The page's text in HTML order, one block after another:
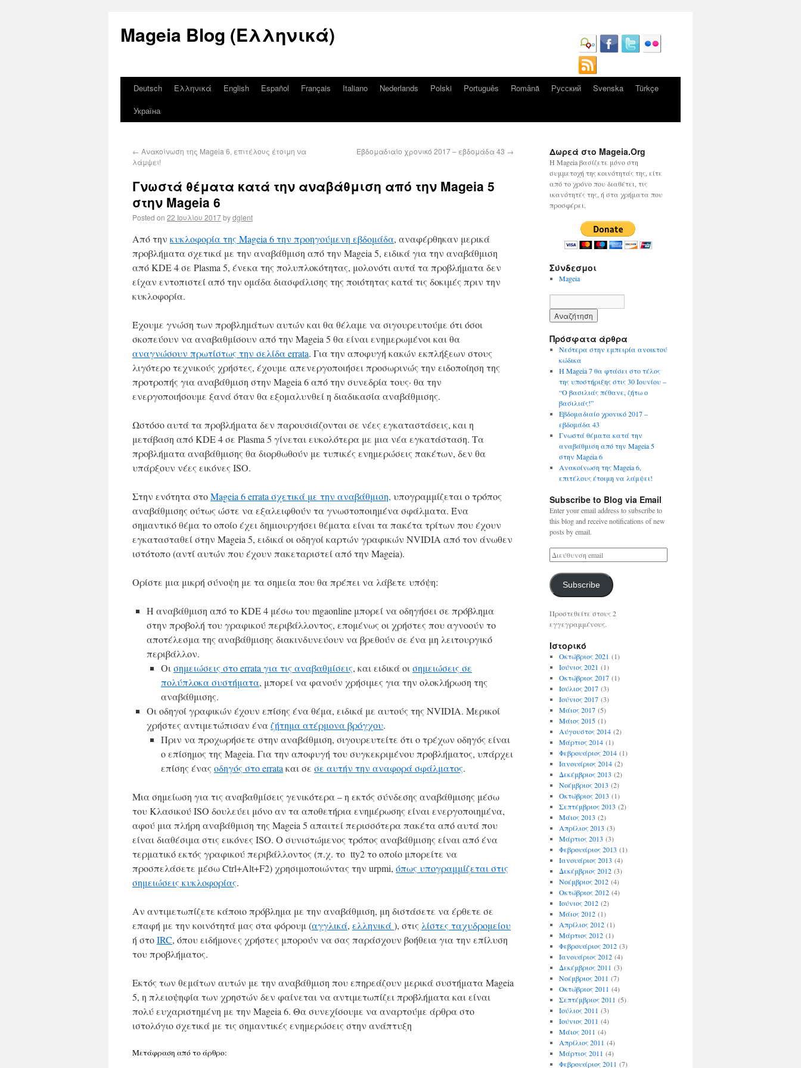
Mageia Blog (Ελληνικά)
Deutsch Ελληνικά English Español Français Italiano Nederlands Polski Português Română Русский Svenska
Türkçe
Україна
← Ανακοίνωση της Mageia 6, επιτέλους έτοιμη να
λάμψει!
Εβδομαδιαίο χρονικό 2017 – εβδομάδα 43 →
Γνωστά θέματα κατά την αναβάθμιση από την Mageia 5
στην Mageia 6
Posted on 22 Ιουλίου 2017bydglent
Από την κυκλοφορία της Mageia 6 την προηγούμενη εβδομάδα, αναφέρθηκαν μερικά
προβλήματα σχετικά με την αναβάθμιση από την Mageia 5, ειδικά για την αναβάθμιση
από KDE 4 σε Plasma 5, ένεκα της πολυπλοκότητας, μολονότι αυτά τα προβλήματα δεν
είχαν εντοπιστεί από την ομάδα διασφάλισης της ποιότητας κατά τις δοκιμές πριν την
κυκλοφορία.
Έχουμε γνώση των προβλημάτων αυτών και θα θέλαμε να σιγουρευτούμε ότι όσοι
σκοπεύουν να αναβαθμίσουν από την Mageia 5 θα είναι ενημερωμένοι και θα
αναγνώσουν πρωτίστως την σελίδα errata. Για την αποφυγή κακών εκπλήξεων στους
λιγότερο τεχνικούς χρήστες, έχουμε απενεργοποιήσει προσωρινώς την ειδοποίηση της
προτροπής για αναβάθμιση στην Mageia 6 από την συνεδρία τους· θα την
ενεργοποιήσουμε ξανά όταν θα εξομαλυνθεί η διαδικασία αναβάθμισης.
Ωστόσο αυτά τα προβλήματα δεν παρουσιάζονται σε νέες εγκαταστάσεις, και η
μετάβαση από KDE 4 σε Plasma 5 γίνεται ευκολότερα με μια νέα εγκατάσταση. Τα
προβλήματα αναβάθμισης θα διορθωθούν με τυπικές ενημερώσεις πακέτων, δεν θα
υπάρξουν νέες εικόνες ISO.
Στην ενότητα στοMageia 6 errata σχετικά με την αναβάθμιση, υπογραμμίζεται ο τρόπος
αναβάθμισης ούτως ώστε να εξαλειφθούν τα γνωστοποιημένα σφάλματα. Ένα
σημαντικό θέμα το οποίο έχει δημιουργήσει θέματα είναι τα πακέτα τρίτων που έχουν
εγκατασταθεί στην Mageia 5, ειδικά οι οδηγοί καρτών γραφικών NVIDIA από τον άνωθεν
ιστότοπο (αντί αυτών που έχουν πακεταριστεί από την Mageia).
Ορίστε μια μικρή σύνοψη με τα σημεία που θα πρέπει να λάβετε υπόψη:
Η αναβάθμιση από το KDE 4 μέσω του mgaonline μπορεί να οδηγήσει σε πρόβλημα
στην προβολή του γραφικού περιβάλλοντος, επομένως οι χρήστες που αγνοούν το
αποτέλεσμα της αναβάθμισης διακινδυνεύουν να βρεθούν σε ένα μη λειτουργικό
περιβάλλον.
Οισημειώσεις στο errata για τις αναβαθμίσεις, και ειδικά οισημειώσεις σε
πολύπλοκα συστήματα, μπορεί να φανούν χρήσιμες για την ολοκλήρωση της
αναβάθμισης.
Οι οδηγοί γραφικών έχουν επίσης ένα θέμα, ειδικά με αυτούς της NVIDIA. Μερικοί
χρήστες αντιμετώπισαν έναζήτημα ατέρμονα βρόγχου.
Πριν να προχωρήσετε στην αναβάθμιση, σιγουρευτείτε ότι ο τρέχων οδηγός είναι
ο επίσημος της Mageia. Για την αποφυγή του συγκεκριμένου προβλήματος, υπάρχει
επίσης ένας οδηγός στο errata και σε σε αυτήν την αναφορά σφάλματος.
Μια σημείωση για τις αναβαθμίσεις γενικότερα – η εκτός σύνδεσης αναβάθμισης μέσω
του Κλασικού ISO δουλεύει μόνο αν τα αποθετήρια ενημέρωσης είναι ενεργοποιημένα,
αφού μια πλήρη αναβάθμιση της Mageia 5 απαιτεί περισσότερα πακέτα από αυτά που
είναι διαθέσιμα στις εικόνες ISO. Ο συνιστώμενος τρόπος αναβάθμισης είναι από ένα
τερματικό εκτός γραφικού περιβάλλοντος (π.χ. το tty2 το οποίο μπορείτε να
προσπελάσετε μέσω Ctrl+Alt+F2) χρησιμοποιώντας την urpmi, όπως υπογραμμίζεται στις
σημειώσεις κυκλοφορίας.
Αν αντιμετωπίζετε κάποιο πρόβλημα με την αναβάθμιση, μη διστάσετε να έρθετε σε
επαφή με την κοινότητά μας στα φόρουμ (αγγλικά, ελληνικά), στις λίστες ταχυδρομείου
ή στοIRC, όπου ειδήμονες χρήστες μπορούν να σας παράσχουν βοήθεια για την επίλυση
του προβλήματος.
Εκτός των θεμάτων αυτών με την αναβάθμιση που επηρεάζουν μερικά συστήματα Mageia
5, η πλειοψηφία των χρηστών δεν φαίνεται να αντιμετωπίζει προβλήματα και είναι
πολύ ευχαριστημένη με την Mageia 6. Θα συνεχίσουμε να αναρτούμε άρθρα στο
ιστολόγιο σχετικά με τις σημαντικές ενημερώσεις στην ανάπτυξη
Μετάφραση από το άρθρο:
Δωρεά στο Mageia.Org
Η Mageia βασίζετε μόνο στη
συμμετοχή της κοινότητάς της, είτε
από το χρόνο που διαθέτει, τις
ικανότητές της, ή στα χρήματα που
προσφέρει.
Σύνδεσμοι
Mageia
Πρόσφατα άρθρα
Νεότερα στην εμπειρία ανοικτού
κώδικα
Η Mageia 7 θα φτάσει στο τέλος
της υποστήριξης στις 30 Ιουνίου –
“Ο βασιλιάς πέθανε, ζήτω ο
βασιλιάς!”
Εβδομαδιαίο χρονικό 2017 –
εβδομάδα 43
Γνωστά θέματα κατά την
αναβάθμιση από την Mageia 5
στην Mageia 6
Ανακοίνωση της Mageia 6,
επιτέλους έτοιμη να λάμψει!
Subscribe to Blog via Email
Enter your email address to subscribe to
this blog and receive notifications of new
posts by email.
Subscribe
Προστεθείτε στους 2
εγγεγραμμένους.
Ιστορικό
Οκτώβριος 2021 (1)
Ιούνιος 2021 (1)
Οκτώβριος 2017(1)
Ιούλιος 2017(3)
Ιούνιος 2017(3)
Μάιος 2017(5)
Μάιος 2015(1)
Αύγουστος 2014(2)
Μάρτιος 2014(1)
Φεβρουάριος 2014(1)
Ιανουάριος 2014(2)
Δεκέμβριος 2013 (2)
Νοέμβριος 2013 (2)
Οκτώβριος 2013 (1)
Σεπτέμβριος 2013 (2)
Μάιος 2013 (2)
Απρίλιος 2013 (3)
Μάρτιος 2013 (3)
Φεβρουάριος 2013 (1)
Ιανουάριος 2013 (4)
Δεκέμβριος 2012(3)
Νοέμβριος 2012(4)
Οκτώβριος 2012(4)
Ιούνιος 2012(2)
Μάιος 2012(1)
Απρίλιος 2012(1)
Μάρτιος 2012(1)
Φεβρουάριος 2012(3)
Ιανουάριος 2012(4)
Δεκέμβριος 2011 (3)
Νοέμβριος 2011 (7)
Οκτώβριος 2011 (4)
Σεπτέμβριος 2011 (5)
Ιούλιος 2011 (3)
Ιούνιος 2011 (4)
Μάιος 2011 (4)
Απρίλιος 2011 (4)
Μάρτιος 2011 (4)
Φεβρουάριος 2011 (7)